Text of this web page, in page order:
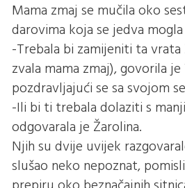
Mama zmaj se mučila oko
darovima koja se jedva
-Trebala bi zamijeniti ta vrata
zvala mama zmaj), govorila
pozdravljajući se sa svojom
-Ili bi ti trebala dolaziti s
odgovarala je Žarolina.
Njih su dvije uvijek
slušao neko nepoznat,